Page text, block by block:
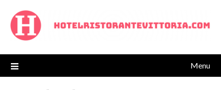
content
Menu